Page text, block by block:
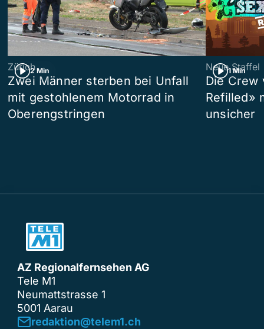
2 Min
Zürich
Zwei Männer sterben bei Unfall
mit gestohlenem Motorrad in
Oberengstringen
1 Min
Neue Staffel
Die Crew
Refilled»
unsicher
AZ Regionalfernsehen AG
Tele M1
Neumattstrasse 1
5001 Aarau
redaktion@telem1.ch